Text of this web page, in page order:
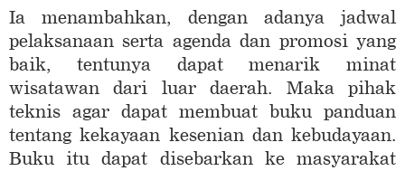
Ia menambahkan, dengan adanya jadwal
pelaksanaan serta agenda dan promosi yang
baik, tentunya dapat menarik minat
wisatawan dari luar daerah. Maka pihak
teknis agar dapat membuat buku panduan
tentang kekayaan kesenian dan kebudayaan.
Buku itu dapat disebarkan ke masyarakat